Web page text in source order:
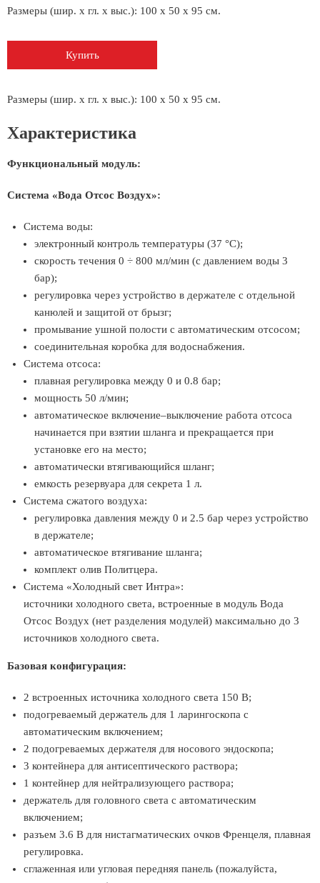
Размеры (шир. x гл. x выс.): 100 x 50 x 95 см.
Купить
Размеры (шир. x гл. x выс.): 100 x 50 x 95 см.
Характеристика
Функциональный модуль:
Система «Вода Отсос Воздух»:
Система воды:
электронный контроль температуры (37 °C);
скорость течения 0 ÷ 800 мл/мин (с давлением воды 3
бар);
регулировка через устройство в держателе с отдельной
канюлей и защитой от брызг;
промывание ушной полости с автоматическим отсосом;
соединительная коробка для водоснабжения.
Система отсоса:
плавная регулировка между 0 и 0.8 бар;
мощность 50 л/мин;
автоматическое включение–выключение работа отсоса
начинается при взятии шланга и прекращается при
установке его на место;
автоматически втягивающийся шланг;
емкость резервуара для секрета 1 л.
Система сжатого воздуха:
регулировка давления между 0 и 2.5 бар через устройство
в держателе;
автоматическое втягивание шланга;
комплект олив Политцера.
Система «Холодный свет Интра»:
источники холодного света, встроенные в модуль Вода
Отсос Воздух (нет разделения модулей) максимально до 3
источников холодного света.
Базовая конфигурация:
2 встроенных источника холодного света 150 В;
подогреваемый держатель для 1 ларингоскопа с
автоматическим включением;
2 подогреваемых держателя для носового эндоскопа;
3 контейнера для антисептического раствора;
1 контейнер для нейтрализующего раствора;
держатель для головного света с автоматическим
включением;
разъем 3.6 В для нистагматических очков Френцеля, плавная
регулировка.
сглаженная или угловая передняя панель (пожалуйста,